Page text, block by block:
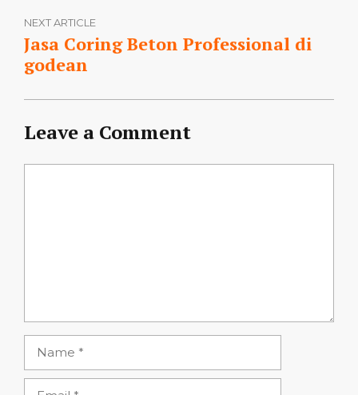
NEXT ARTICLE
Jasa Coring Beton Professional di
godean
Leave a Comment